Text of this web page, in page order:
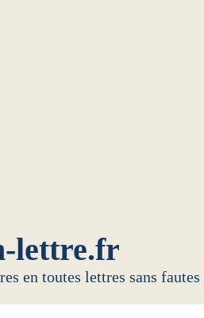
lettre.fr
en toutes lettres sans